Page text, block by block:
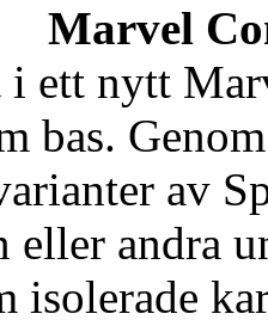
Marvel
ett nytt
bas.
av
eller andra
isolerade